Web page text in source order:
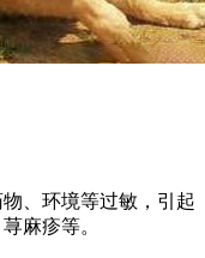
、环境等过敏，引起
麻疹等。